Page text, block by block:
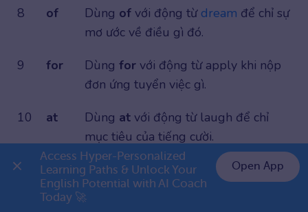
8
of Dùng of với động từ dream để chỉ sự
mơ ước về điều gì đó.
9
for Dùng for với động từ apply khi nộp
đơn ứng tuyển việc gì.
10
at Dùng at với động từ laugh để chỉ
mục tiêu của tiếng cười.
Bảng đáp án bài tập về giới từ kết hợp với động từ
Đề bài: Điền on hoặc at vào chỗ trống
I sent a letter ____ the manager regarding the
👉 Premium 1 năm chỉ 999K
Access Hyper-Personalized
Learning Paths & Unlock Your
English Potential with AI Coach
Today 🚀
Open App